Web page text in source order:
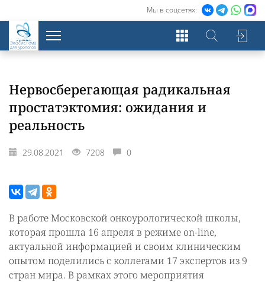
Мы в соцсетях:
Экосистема
для урологов
Нервосберегающая радикальная
простатэктомия: ожидания и
реальность
29.08.2021 7208 0
В работе Московской онкоурологической школы,
которая прошла 16 апреля в режиме on-line,
актуальной информацией и своим клиническим
опытом поделились с коллегами 17 экспертов из 9
стран мира. В рамках этого мероприятия